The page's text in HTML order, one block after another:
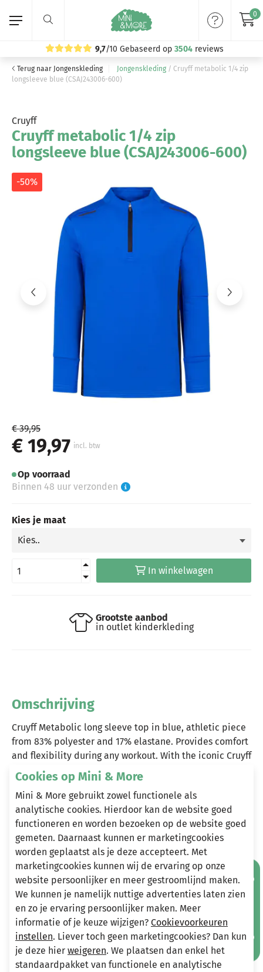
9,7/10 Gebaseerd op 3504 reviews
0
Home
Jongenskleding
Merken
Volg ons:
Terug naar Jongenskleding Jongenskleding / Cruyff metabolic 1/4 zip
longsleeve blue (CSAJ243006-600)
Cruyff
Cruyff metabolic 1/4 zip
longsleeve blue (CSAJ243006-600)
-50%
€ 39,95
€ 19,97 incl. btw
Op voorraad
Binnen 48 uur verzonden
Kies je maat
In winkelwagen
Grootste aanbod
in outlet kinderkleding
Omschrijving
Cruyff Metabolic long sleeve top in blue, athletic piece
from 83% polyester and 17% elastane. Provides comfort
and flexibility during any workout. With the iconic Cruyff
Sports logo on the lower back.
Heeft u vragen?
Stuur een e-mail
info@miniandmore.nl
Andere bekeken ook
Wellicht ook iets voor jou?
-70% -50% Mis geen aanbiedingen!
Cookies op Mini & More
Mini & More gebruikt zowel functionele als
analytische cookies. Hierdoor kan de website goed
functioneren en worden bezoeken op de website goed
gemeten. Daarnaast kunnen er marketingcookies
worden geplaatst als je deze accepteert. Met
marketingcookies kunnen wij de ervaring op onze
website persoonlijker en meer gestroomlijnd maken.
We kunnen je namelijk nuttige advertenties laten zien
en zo je ervaring persoonlijker maken. Meer
informatie of je keuze wijzigen? Cookievoorkeuren
instellen. Liever toch geen marketingcookies? Dan kun
je deze hier weigeren. We plaatsen dan enkel het
standaardpakket van functionele en analytische